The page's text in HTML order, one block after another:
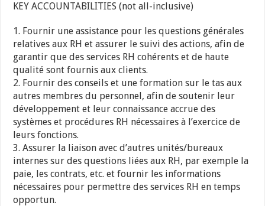
KEY ACCOUNTABILITIES (not all-inclusive)
1. Fournir une assistance pour les questions générales
relatives aux RH et assurer le suivi des actions, afin de
garantir que des services RH cohérents et de haute
qualité sont fournis aux clients.
2. Fournir des conseils et une formation sur le tas aux
autres membres du personnel, afin de soutenir leur
développement et leur connaissance accrue des
systèmes et procédures RH nécessaires à l’exercice de
leurs fonctions.
3. Assurer la liaison avec d’autres unités/bureaux
internes sur des questions liées aux RH, par exemple la
paie, les contrats, etc. et fournir les informations
nécessaires pour permettre des services RH en temps
opportun.